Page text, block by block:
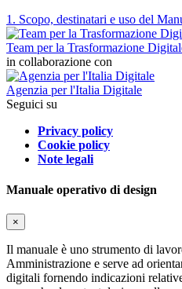
1. Scopo, destinatari e uso del
Team per la Trasformazione
in collaborazione con
Agenzia per l'Italia Digitale
Seguici su
Privacy policy
Cookie policy
Note legali
Manuale operativo di design
×
Il manuale è uno strumento di
Amministrazione e serve ad
digitali fornendo indicazioni